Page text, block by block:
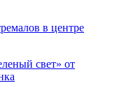
в центре
свет» от